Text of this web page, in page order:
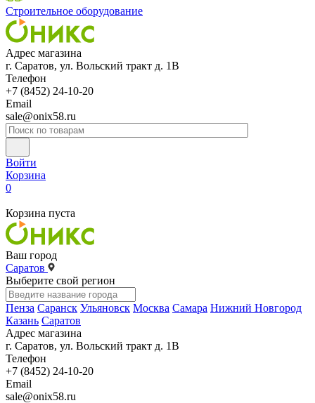
Строительное оборудование
Адрес магазина
г. Саратов, ул. Вольский тракт д. 1В
Телефон
+7 (8452) 24-10-20
Email
sale@onix58.ru
Войти
Корзина
0
Корзина пуста
Ваш город
Саратов
Выберите свой регион
Пенза Саранск Ульяновск Москва Самара Нижний Новгород
Казань Саратов
Адрес магазина
г. Саратов, ул. Вольский тракт д. 1В
Телефон
+7 (8452) 24-10-20
Email
sale@onix58.ru